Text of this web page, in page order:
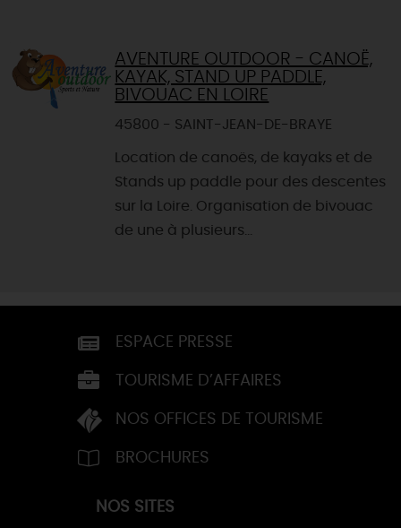
AVENTURE OUTDOOR - CANOË,
KAYAK, STAND UP PADDLE,
BIVOUAC EN LOIRE
45800 - SAINT-JEAN-DE-BRAYE
Location de canoës, de kayaks et de
Stands up paddle pour des descentes
sur la Loire. Organisation de bivouac
de une à plusieurs...
ESPACE PRESSE
TOURISME D’AFFAIRES
NOS OFFICES DE TOURISME
BROCHURES
NOS SITES